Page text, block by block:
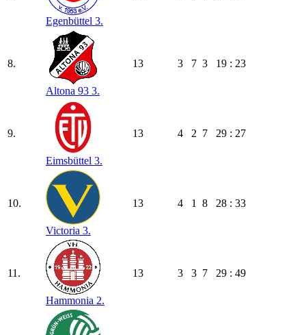
Egenbüttel 3.
8.
Altona 93 3.
13 3 7 3 19 : 23
9.
Eimsbüttel 3.
13 4 2 7 29 : 27
10.
Victoria 3.
13 4 1 8 28 : 33
11.
Hammonia 2.
13 3 3 7 29 : 49